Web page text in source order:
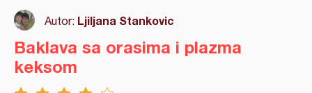
Autor: Ljiljana Stankovic
Baklava sa orasima i plazma
keksom